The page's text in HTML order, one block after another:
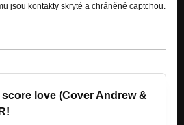
jsou kontakty skryté a chráněné captchou.
love (Cover Andrew &